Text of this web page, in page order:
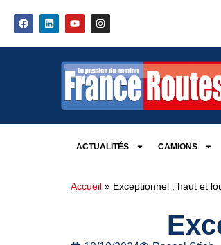
ACTUALITÉS CAMIONS
Accueil » Exceptionnel : haut et